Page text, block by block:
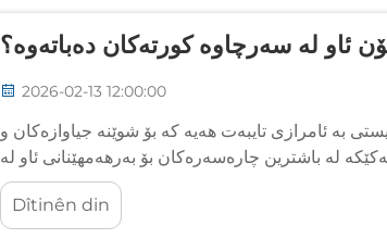
ئاو لە سەرچاوە کورتەکان دەباتەوە؟
2026-02-13 12:00:00
بە ئامرازی تایبەت هەیە کە بۆ شوێنە جیاوازەکان و
لە باشترین چارەسەرەکان بۆ بەرھەمھێنانی ئاو لە
Dîtinên din